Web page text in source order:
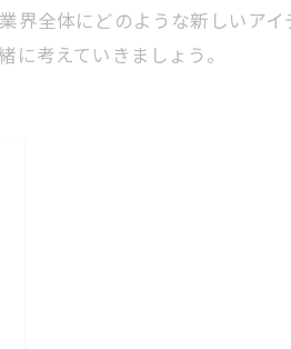
界全体にどのような新しいアイ
考えていきましょう。